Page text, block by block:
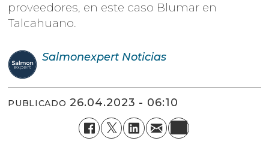
proveedores, en este caso Blumar en
Talcahuano.
Salmonexpert Noticias
PUBLICADO 26.04.2023 - 06:10